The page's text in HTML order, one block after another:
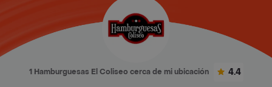
1 Hamburguesas El Coliseo cerca de mi ubicación 4.4